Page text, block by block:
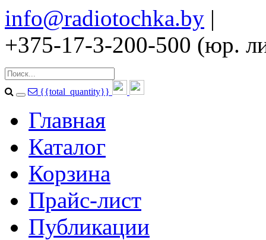
info@radiotochka.by |
+375-17-3-200-500 (юр.
{{total_quantity}}
Главная
Каталог
Корзина
Прайс-лист
Публикации